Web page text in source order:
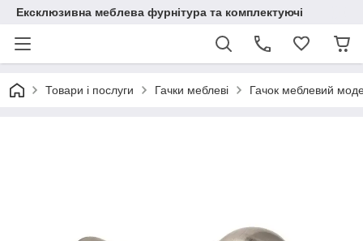
Ексклюзивна меблева фурнітура та комплектуючі
Товари і послуги Гачки меблеві Гачок меблевий